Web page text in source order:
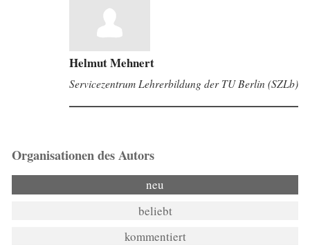
Helmut Mehnert
Servicezentrum Lehrerbildung der TU Berlin (SZLb)
Organisationen des Autors
neu
beliebt
kommentiert